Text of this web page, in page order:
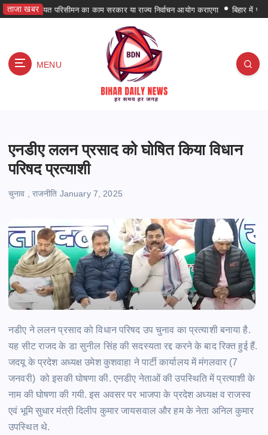
S
k
ताजा खबर
पंचायत परिसीमन का काम सरकार या राज्य निर्वाचन आयोग कराएगा बिहार में पहली बार
MENU
एनडीए ललन प्रसाद को घोषित किया विधान
परिषद प्रत्याशी
चुनाव राजनीति January 7, 2025
नडीए ने ललन प्रसाद को विधान परिषद उप चुनाव का प्रत्याशी बनायाहै.
यह सीट राजद के डा सुनील सिंह की सदस्यता रद्द करने के बाद रिक्त हुईहैं.
जदयू के प्रदेश अध्यक्ष उमेश कुशवाहा ने पार्टी कार्यालय में मंगलवार (7
जनवरी) को इसकी घोषणाकी. एनडीए नेताओं की उपस्थिति में प्रत्याशी के
नाम की घोषणा की गयी. इस अवसर पर भाजपा के प्रदेश अध्यक्ष व राजस्व
एवं भूमि सुधार मंत्री दिलीप कुमार जायसवाल और हम के नेता अनिल कुमार
उपस्थित थे.